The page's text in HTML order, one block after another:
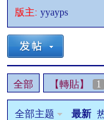
§ » ›
版主: yyayps
全部 【轉貼】 1
全部主题 最新